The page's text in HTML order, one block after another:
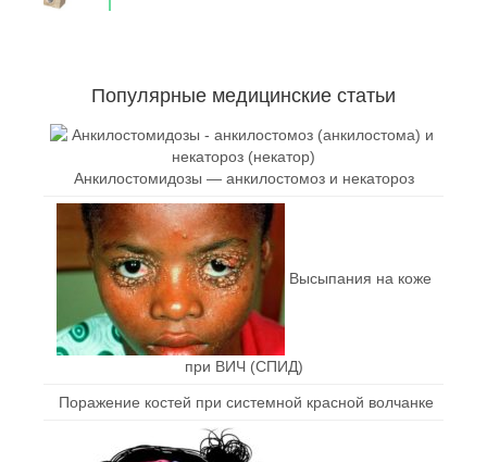
Популярные медицинские статьи
Анкилостомидозы — анкилостомоз и некатороз
Высыпания на коже
при ВИЧ (СПИД)
Поражение костей при системной красной волчанке